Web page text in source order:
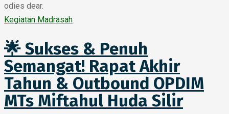
odies dear.
Kegiatan Madrasah
🌟 Sukses & Penuh
Semangat! Rapat Akhir
Tahun & Outbound OPDIM
MTs Miftahul Huda Silir